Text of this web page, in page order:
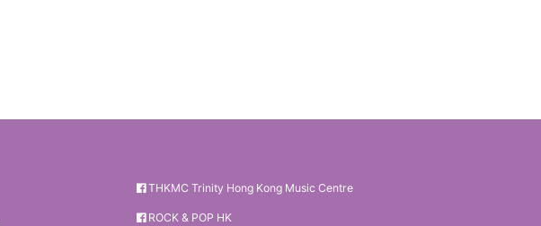
THKMC Trinity Hong Kong Music Centre
ROCK & POP HK